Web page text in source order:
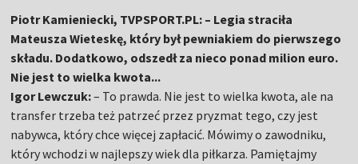
Piotr Kamieniecki, TVPSPORT.PL: – Legia straciła
Mateusza Wieteskę, który był pewniakiem do pierwszego
składu. Dodatkowo, odszedł za nieco ponad milion euro.
Nie jest to wielka kwota...
Igor Lewczuk:– To prawda. Nie jest to wielka kwota, ale na
transfer trzeba też patrzeć przez pryzmat tego, czy jest
nabywca, który chce więcej zapłacić. Mówimy o zawodniku,
który wchodzi w najlepszy wiek dla piłkarza. Pamiętajmy